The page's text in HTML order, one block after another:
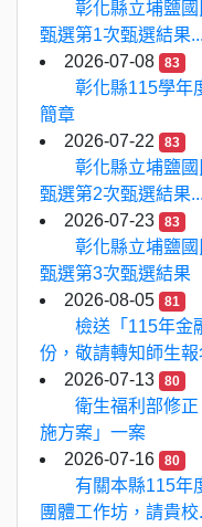
彰化縣立埔鹽
甄選第1次甄選結果...
2026-07-08
83
彰化縣115學年
簡章
2026-07-22
83
彰化縣立埔鹽
甄選第2次甄選結果...
2026-07-23
83
彰化縣立埔鹽
甄選第3次甄選結果
2026-08-05
81
檢送「115年金
份，敬請轉知師生報
2026-07-13
80
衛生福利部修
施方案」一案
2026-07-16
80
有關本縣115年
團體工作坊，請貴校